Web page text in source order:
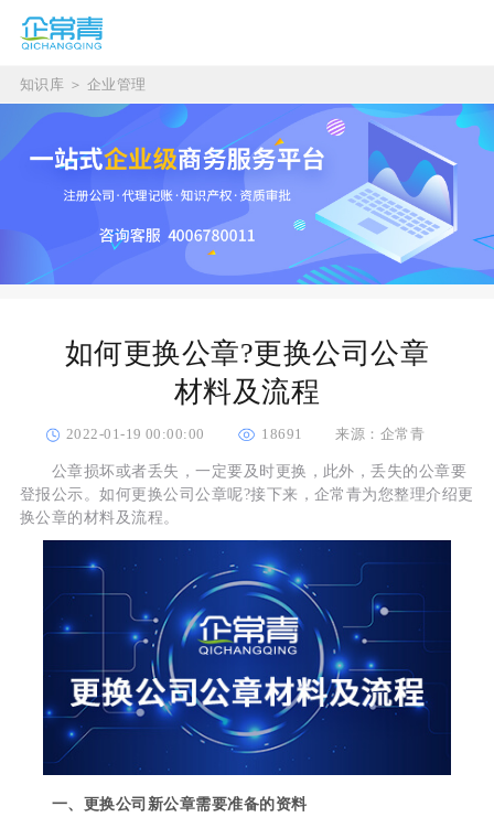
知识库 ＞ 企业管理
如何更换公章?更换公司公章
材料及流程
2022-01-19 00:00:00 18691 来源：企常青
公章损坏或者丢失，一定要及时更换，此外，丢失的公章要
登报公示。如何更换公司公章呢?接下来，企常青为您整理介绍更
换公章的材料及流程。
一、更换公司新公章需要准备的资料